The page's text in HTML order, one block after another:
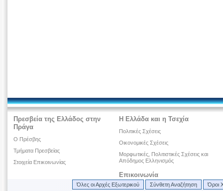
Πρεσβεία της Ελλάδος στην
Πράγα
Ο Πρέσβης
Τμήματα Πρεσβείας
Στοιχεία Επικοινωνίας
Η Ελλάδα και η Τσεχία
Πολιτικές Σχέσεις
Οικονομικές Σχέσεις
Μορφωτικές, Πολιτιστικές Σχέσεις και
Απόδημος Ελληνισμός
Επικοινωνία
Όλες οι Αρχές Εξωτερικού Σύνθετη Αναζήτηση Όροι